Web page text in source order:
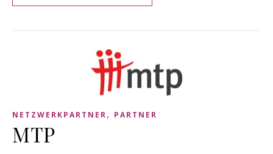
NETZWERKPARTNER, PARTNER
MTP